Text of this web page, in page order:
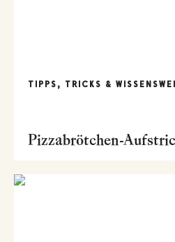
TIPPS, TRICKS &
Pizzabrötchen-